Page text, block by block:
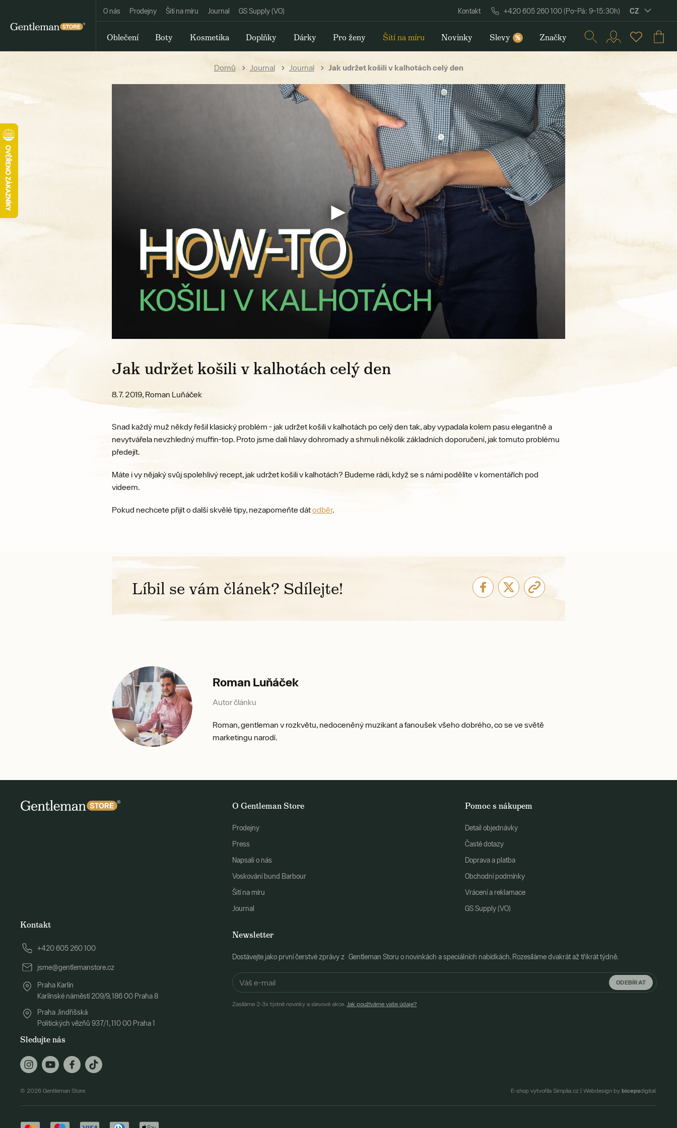
O nás Prodejny Šití na míru Journal GS Supply (VO) Kontakt +420 605 260 100 (Po–Pá: 9–15:30h) CZ
Oblečení Boty Kosmetika Doplňky Dárky Pro ženy Šití na míru Novinky Slevy % Značky
Domů Journal Journal Jak udržet košili v kalhotách celý den
Jak udržet košili v kalhotách celý den
8.7. 2019, Roman Luňáček
Snad každý muž někdy řešil klasický problém - jak udržet košili v kalhotách po celý den tak, aby vypadala kolem pasu elegantně a
nevytvářela nevzhledný muffin-top. Proto jsme dali hlavy dohromady a shrnuli několik základních doporučení, jak tomuto problému
předejít.
Máte i vy nějaký svůj spolehlivý recept, jak udržet košili v kalhotách? Budeme rádi, když se s námi podělíte v komentářích pod
videem.
Pokud nechcete přijít o další skvělé tipy, nezapomeňte dátodběr.
Líbil se vám článek? Sdílejte!
Roman Luňáček
Autor článku
Roman, gentleman v rozkvětu, nedoceněný muzikant a fanoušek všeho dobrého, co se ve světě
marketingu narodí.
O Gentleman Store
Prodejny
Press
Napsali o nás
Voskování bund Barbour
Šití na míru
Journal
Pomoc s nákupem
Detail objednávky
Časté dotazy
Doprava a platba
Obchodní podmínky
Vrácení a reklamace
GS Supply (VO)
Newsletter
Dostávejte jako první čerstvé zprávy z Gentleman Storu o novinkách a speciálních nabídkách. Rozesíláme dvakrát až třikrát týdně.
ODEBÍRAT
Zasíláme 2-3x týdně novinky a slevové akce.Jak používáme vaše údaje?
Kontakt
+420 605 260 100
jsme@gentlemanstore.cz
Praha Karlín
Karlínské náměstí 209/9, 186 00 Praha 8
Praha Jindřišská
Politických vězňů 937/1, 110 00 Praha 1
Sledujte nás
© 2026 Gentleman Store E-shop vytvořila Simplia.cz | Webdesign by bicepsdigital.